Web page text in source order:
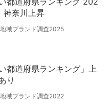
神奈川上昇
地域ブランド調査2025
都道府県ランキング」上
り
地域ブランド調査2022